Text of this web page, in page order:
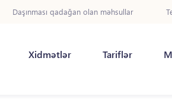
Daşınması qadağan olan məhsullar
Xidmətlər Tariflər